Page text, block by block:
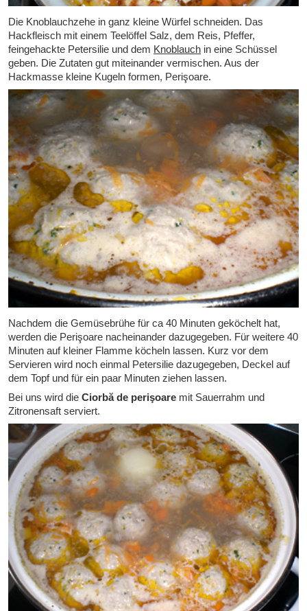
Die Knoblauchzehe in ganz kleine Würfel schneiden. Das
Hackfleisch mit einem Teelöffel Salz, dem Reis, Pfeffer,
feingehackte Petersilie und dem Knoblauch in eine Schüssel
geben. Die Zutaten gut miteinander vermischen. Aus der
Hackmasse kleine Kugeln formen, Perişoare.
Nachdem die Gemüsebrühe für ca 40 Minuten geköchelt hat,
werden die Perişoare nacheinander dazugegeben. Für weitere 40
Minuten auf kleiner Flamme köcheln lassen. Kurz vor dem
Servieren wird noch einmal Petersilie dazugegeben, Deckel auf
dem Topf und für ein paar Minuten ziehen lassen.
Bei uns wird die Ciorbă de perişoare mit Sauerrahm und
Zitronensaft serviert.